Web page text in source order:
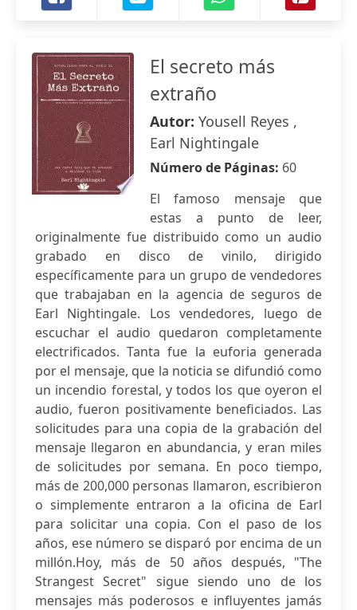
El secreto más
extraño
Autor: Yousell Reyes ,
Earl Nightingale
Número de Páginas: 60
El famoso mensaje que
estas a punto de leer,
originalmente fue distribuido como un audio
grabado en disco de vinilo, dirigido
específicamente para un grupo de vendedores
que trabajaban en la agencia de seguros de
Earl Nightingale. Los vendedores, luego de
escuchar el audio quedaron completamente
electrificados. Tanta fue la euforia generada
por el mensaje, que la noticia se difundió como
un incendio forestal, y todos los que oyeron el
audio, fueron positivamente beneficiados. Las
solicitudes para una copia de la grabación del
mensaje llegaron en abundancia, y eran miles
de solicitudes por semana. En poco tiempo,
más de 200,000 personas llamaron, escribieron
o simplemente entraron a la oficina de Earl
para solicitar una copia. Con el paso de los
años, ese número se disparó por encima de un
millón.Hoy, más de 50 años después, "The
Strangest Secret" sigue siendo uno de los
mensajes más poderosos e influyentes jamás